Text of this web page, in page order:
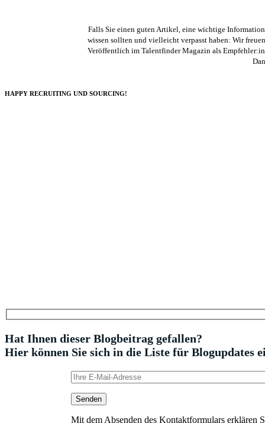
Falls Sie einen guten Artikel, eine wichtige
wissen sollten und vielleicht verpasst haben: Wir
Veröffentlich im Talentfinder Magazin als
HAPPY RECRUITING UND SOURCING!
Hat Ihnen dieser Blogbeitrag gefallen?
Hier können Sie sich in die Liste für Blogupdates
Mit dem Absenden des Kontaktformulars erklären